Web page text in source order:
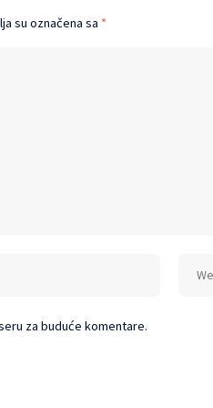
su označena sa *
za buduće komentare.